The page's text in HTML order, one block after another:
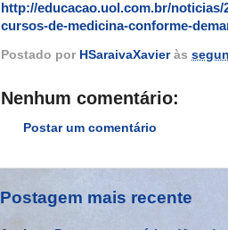
http://educacao.uol.com.br/
cursos-de-medicina-conforme-
Postado por HSaraivaXavier às
Nenhum comentário:
Postar um comentário
Postagem mais recente